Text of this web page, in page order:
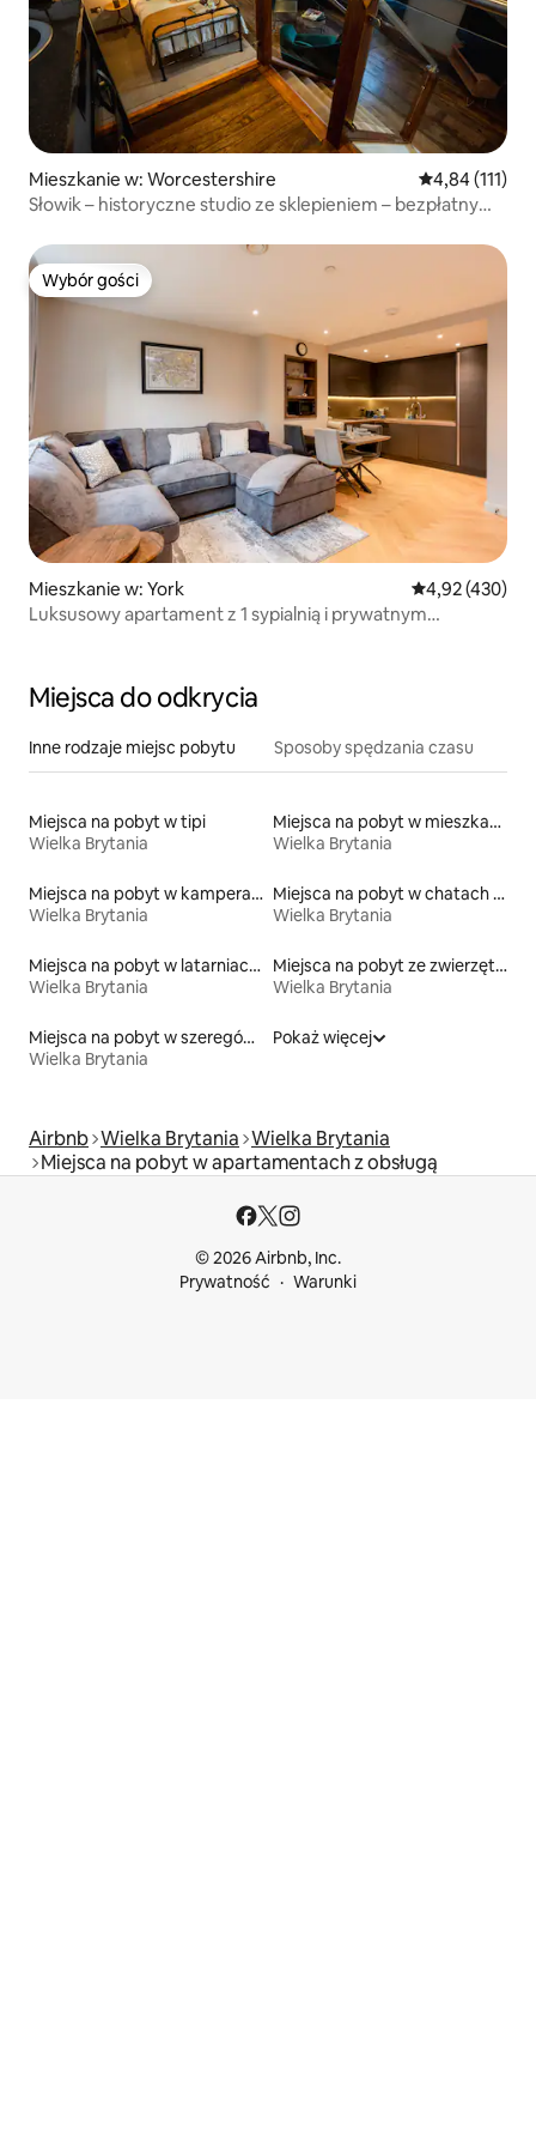
Mieszkanie w: Worcestershire Średnia
4,84 (111)
Słowik – historyczne studio ze sklepieniem – bezpłatny
Wybór gości
Wybór gości
Mieszkanie w: York Średnia
4,92 (430)
Luksusowy apartament z 1 sypialnią i prywatnym
Miejsca do odkrycia
Inne rodzaje miejsc pobytu Sposoby spędzania czasu
Miejsca na pobyt w tipi
Wielka Brytania
Miejsca na pobyt w mieszkaniach
Wielka Brytania
Miejsca na pobyt w kamperach
Wielka Brytania
Miejsca na pobyt w chatach pasterskich
Wielka Brytania
Miejsca na pobyt w latarniach morskich
Wielka Brytania
Miejsca na pobyt ze zwierzętami
Wielka Brytania
Miejsca na pobyt w szeregówkach
Wielka Brytania
Pokaż więcej
Airbnb Wielka Brytania Wielka Brytania
Miejsca na pobyt w apartamentach z obsługą
© 2026 Airbnb, Inc.
Prywatność
Warunki